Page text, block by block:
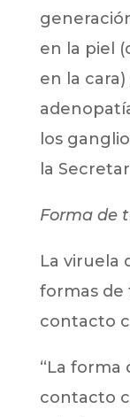
en la piel
en la cara)
los
la
Forma de
La viruela
formas de
contacto
“La forma
contacto